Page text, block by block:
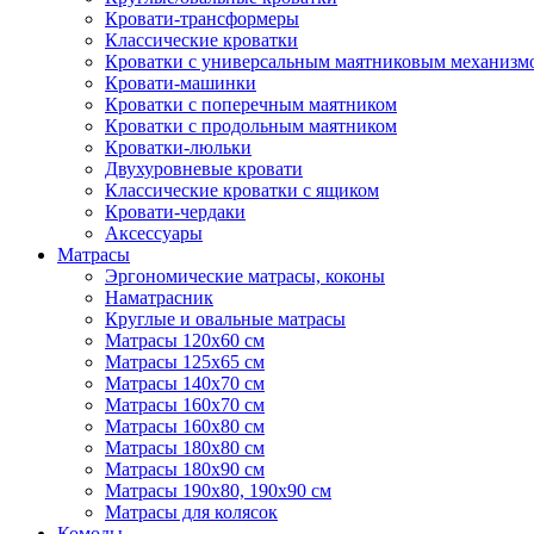
Кровати-трансформеры
Классические кроватки
Кроватки с универсальным маятниковым
Кровати-машинки
Кроватки с поперечным маятником
Кроватки с продольным маятником
Кроватки-люльки
Двухуровневые кровати
Классические кроватки с ящиком
Кровати-чердаки
Аксессуары
Матрасы
Эргономические матрасы, коконы
Наматрасник
Круглые и овальные матрасы
Матрасы 120х60 см
Матрасы 125х65 см
Матрасы 140х70 см
Матрасы 160х70 см
Матрасы 160х80 см
Матрасы 180х80 см
Матрасы 180х90 см
Матрасы 190х80, 190х90 см
Матрасы для колясок